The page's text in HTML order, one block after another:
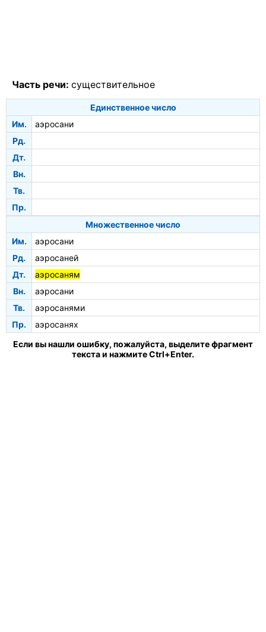
Часть речи: существительное
Единственное число
Им.
аэросани
Рд.
Дт.
Вн.
Тв.
Пр.
Множественное число
Им.
аэросани
Рд.
аэросаней
Дт.
аэросаням
Вн.
аэросани
Тв.
аэросанями
Пр.
аэросанях
Если вы нашли ошибку, пожалуйста, выделите фрагмент
текста и нажмите Ctrl+Enter.